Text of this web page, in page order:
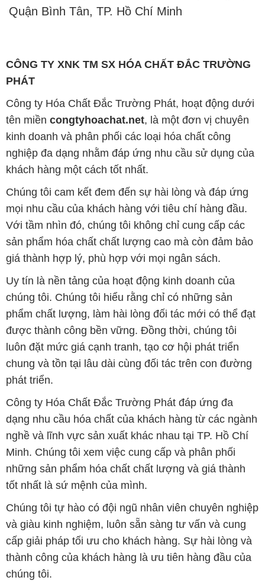
Quận Bình Tân, TP. Hồ Chí Minh
CÔNG TY XNK TM SX HÓA CHẤT ĐẮC TRƯỜNG
PHÁT
Công ty Hóa Chất Đắc Trường Phát, hoạt động dưới
tên miền congtyhoachat.net, là một đơn vị chuyên
kinh doanh và phân phối các loại hóa chất công
nghiệp đa dạng nhằm đáp ứng nhu cầu sử dụng của
khách hàng một cách tốt nhất.
Chúng tôi cam kết đem đến sự hài lòng và đáp ứng
mọi nhu cầu của khách hàng với tiêu chí hàng đầu.
Với tầm nhìn đó, chúng tôi không chỉ cung cấp các
sản phẩm hóa chất chất lượng cao mà còn đảm bảo
giá thành hợp lý, phù hợp với mọi ngân sách.
Uy tín là nền tảng của hoạt động kinh doanh của
chúng tôi. Chúng tôi hiểu rằng chỉ có những sản
phẩm chất lượng, làm hài lòng đối tác mới có thể đạt
được thành công bền vững. Đồng thời, chúng tôi
luôn đặt mức giá cạnh tranh, tạo cơ hội phát triển
chung và tồn tại lâu dài cùng đối tác trên con đường
phát triển.
Công ty Hóa Chất Đắc Trường Phát đáp ứng đa
dạng nhu cầu hóa chất của khách hàng từ các ngành
nghề và lĩnh vực sản xuất khác nhau tại TP. Hồ Chí
Minh. Chúng tôi xem việc cung cấp và phân phối
những sản phẩm hóa chất chất lượng và giá thành
tốt nhất là sứ mệnh của mình.
Chúng tôi tự hào có đội ngũ nhân viên chuyên nghiệp
và giàu kinh nghiệm, luôn sẵn sàng tư vấn và cung
cấp giải pháp tối ưu cho khách hàng. Sự hài lòng và
thành công của khách hàng là ưu tiên hàng đầu của
chúng tôi.